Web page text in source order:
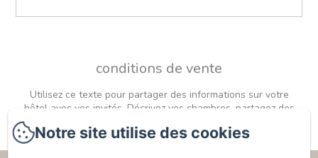
conditions de vente
Utilisez ce texte pour partager des informations sur votre
hôtel avec vos invités. Décrivez vos chambres, partagez des
Notre site utilise des cookies